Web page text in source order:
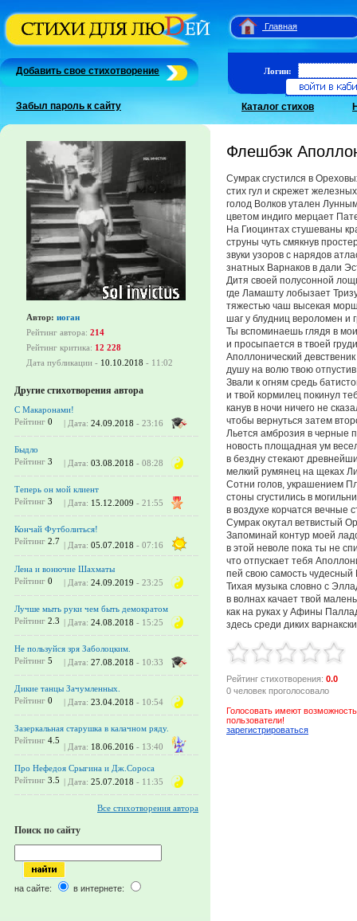
Главная
Добавить свое стихотворение
Забыл пароль к сайту
Логин:
Каталог стихов
Автор: иоган
Рейтинг автора: 214
Рейтинг критика: 12 228
Дата публикации - 10.10.2018 - 11:02
Другие стихотворения автора
С Макаронами!
Рейтинг 0 | Дата: 24.09.2018 - 23:16
Быдло
Рейтинг 3 | Дата: 03.08.2018 - 08:28
Теперь он мой клиент
Рейтинг 3 | Дата: 15.12.2009 - 21:55
Кончай Футболиться!
Рейтинг 2.7 | Дата: 05.07.2018 - 07:16
Лена и вонючие Шахматы
Рейтинг 0 | Дата: 24.09.2019 - 23:25
Лучше мыть руки чем быть демократом
Рейтинг 2.3 | Дата: 24.08.2018 - 15:25
Не пользуйся зря Заболоцким.
Рейтинг 5 | Дата: 27.08.2018 - 10:33
Дикие танцы Зачумленных.
Рейтинг 0 | Дата: 23.04.2018 - 10:54
Зазеркальная старушка в калачном ряду.
Рейтинг 4.5
| Дата: 18.06.2016 - 13:40
Про Нефедоя Срыгина и Дж.Сороса
Рейтинг 3.5 | Дата: 25.07.2018 - 11:35
Все стихотворения автора
Поиск по сайту
на сайте: в интернете:
Флешбэк
Сумрак сгустился в
стих гул и скрежет
голод Волков утален
цветом индиго мерцает
На Гиоцинтах стушеваны
струны чуть смякнув
звуки узоров с нарядов
знатных Варнаков в дали
Дитя своей полусонной
где Ламашту лобызает
тяжестью чаш высекая
шаг у блудниц вероломен и
Ты вспоминаешь глядя в
и просыпается в твоей
Аполлонический
душу на волю твою
Звали к огням средь
и твой кормилец покинул
канув в ночи ничего не
чтобы вернуться затем
Льется амброзия в черные
новость площадная ум
в бездну стекают
мелкий румянец на щеках
Сотни голов, украшением
стоны сгустились в
в воздухе корчатся вечные
Сумрак окутал ветвистый
Запоминай контур моей
в этой неволе пока ты не
что отпускает тебя
пей свою самость
Тихая музыка словно с
в волнах качает твой
как на руках у Афины
здесь среди диких
Рейтинг стихотворения: 0.0
0 человек проголосовало
Голосовать имеют
пользователи!
зарегистрироваться